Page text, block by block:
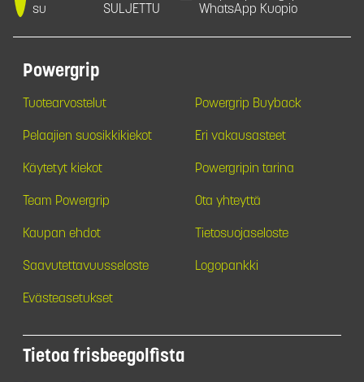
su
SULJETTU
WhatsApp Kuopio
Powergrip
Tuotearvostelut Powergrip Buyback
Pelaajien suosikkikiekot Eri vakausasteet
Käytetyt kiekot Powergripin tarina
Team Powergrip Ota yhteyttä
Kaupan ehdot Tietosuojaseloste
Saavutettavuusseloste Logopankki
Evästeasetukset
Tietoa frisbeegolfista